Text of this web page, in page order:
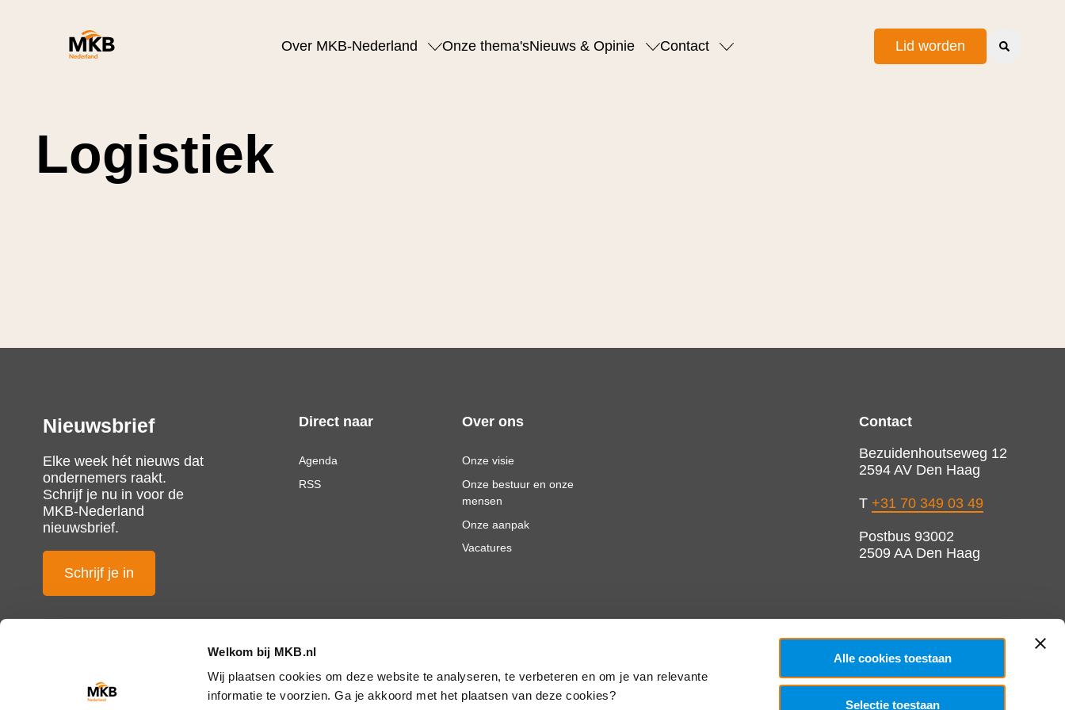
Welkom bij MKB.nl
Wij plaatsen cookies om deze website te analyseren, te verbeteren en om je van relevante
informatie te voorzien. Ga je akkoord met het plaatsen van deze cookies?
Alle cookies toestaan
Selectie toestaan
Over MKB-Nederland Onze thema'sNieuws & Opinie Contact Lid worden
Logistiek
Nieuwsbrief
Elke week hét nieuws dat
ondernemers raakt.
Schrijf je nu in voor de
MKB-Nederland
nieuwsbrief.
Schrijf je in
Direct naar
Agenda
RSS
Over ons
Onze visie
Onze bestuur en onze
mensen
Onze aanpak
Vacatures
Contact
Bezuidenhoutseweg 12
2594 AV Den Haag
T +31 70 349 03 49
Postbus 93002
2509 AA Den Haag